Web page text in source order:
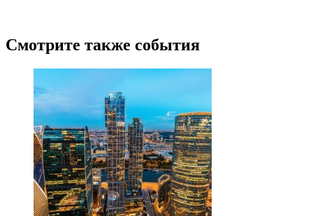
Смотрите также события